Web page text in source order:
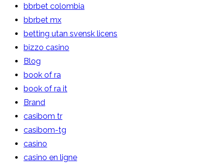
bbrbet colombia
bbrbet mx
betting utan svensk licens
bizzo casino
Blog
book of ra
book of ra it
Brand
casibom tr
casibom-tg
casino
casino en ligne